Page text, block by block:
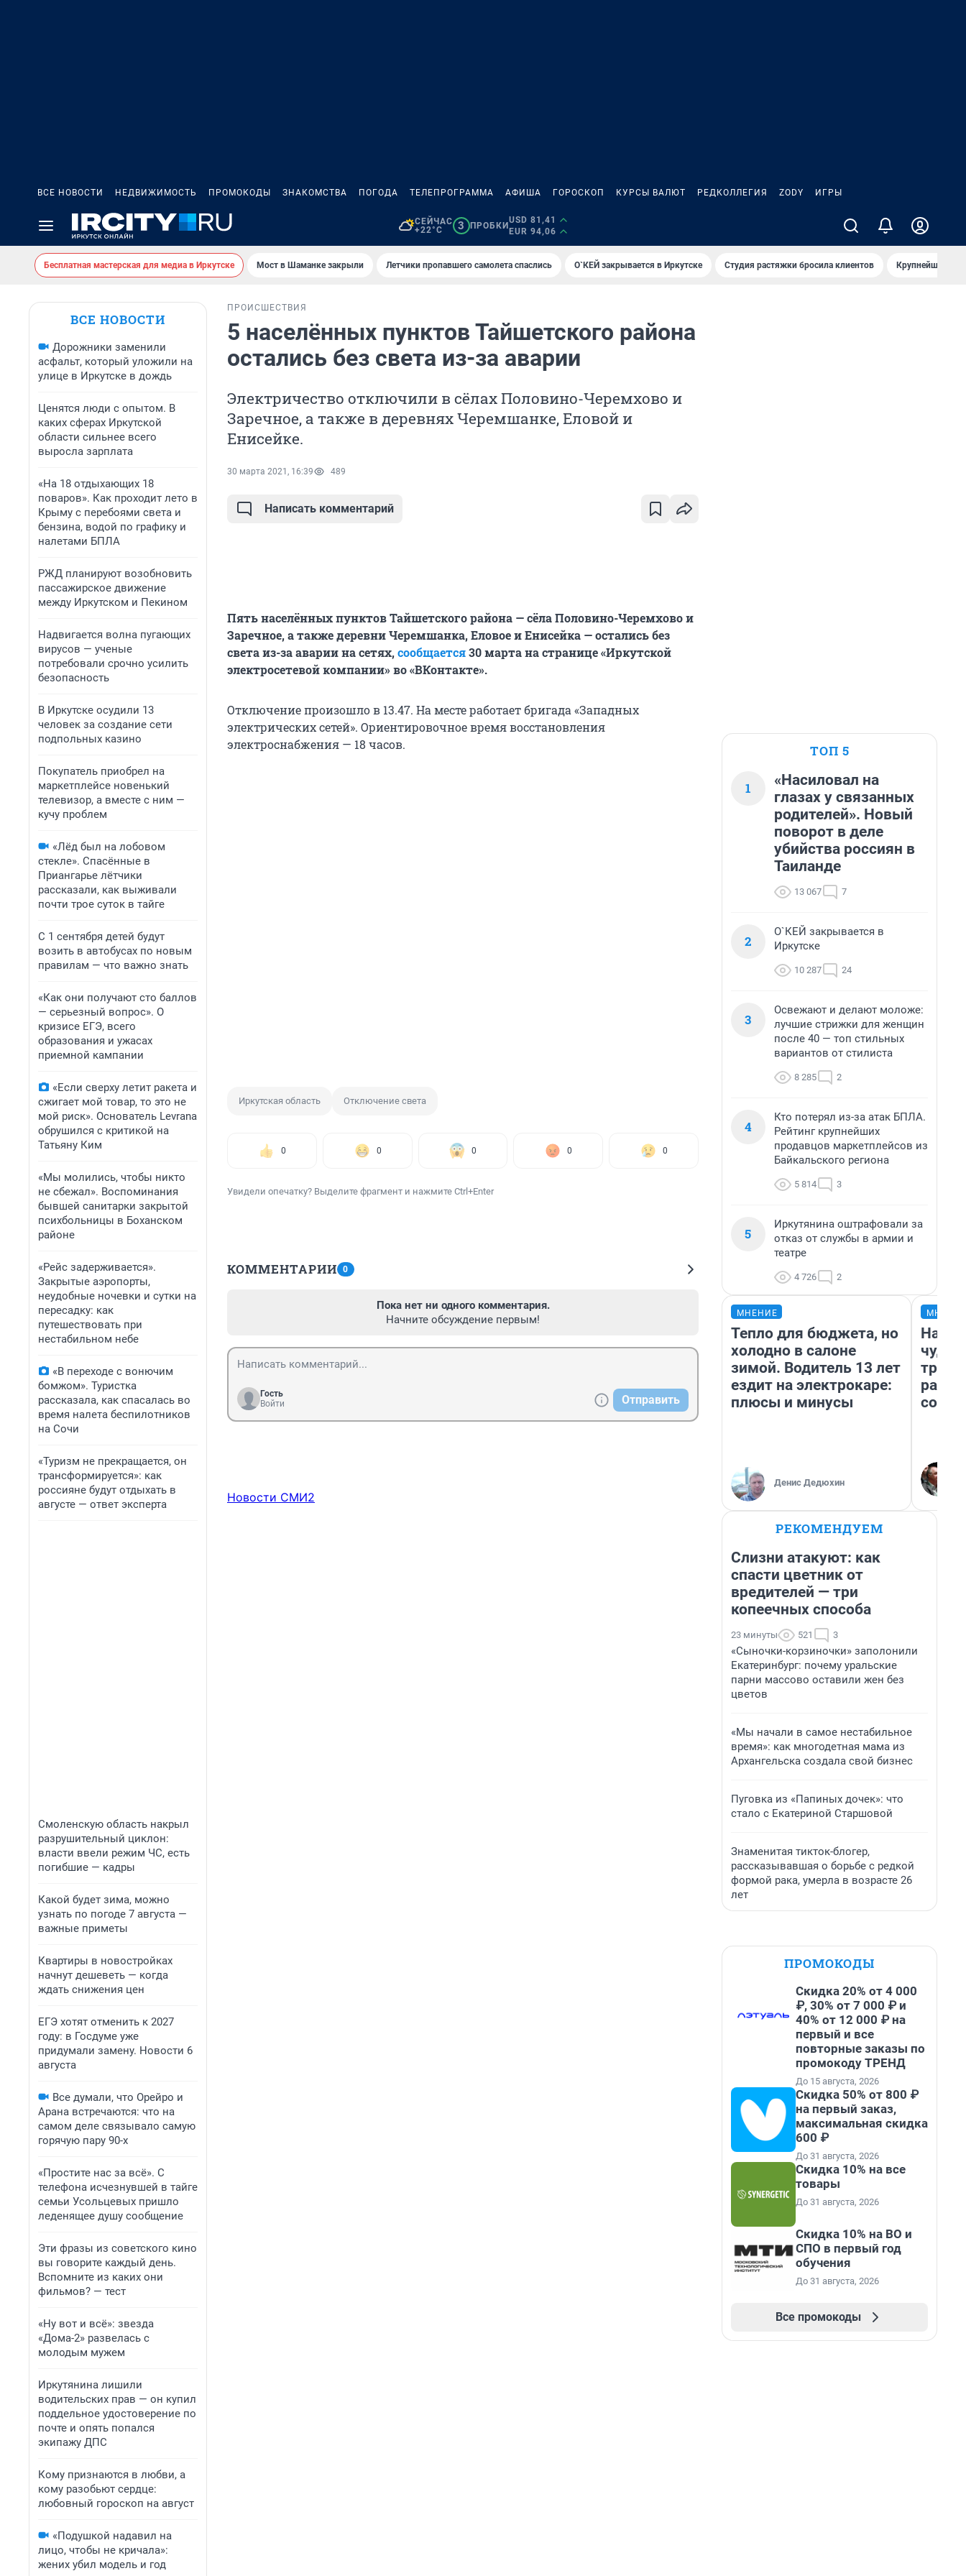
ВСЕ НОВОСТИ НЕДВИЖИМОСТЬ ПРОМОКОДЫ ЗНАКОМСТВА ПОГОДА ТЕЛЕПРОГРАММА АФИША ГОРОСКОП КУРСЫ ВАЛЮТ РЕДКОЛЛЕГИЯ ZODY ИГРЫ
СЕЙЧАС
+22°C
3 ПРОБКИ
USD 81,41
EUR 94,06
Бесплатная мастерская для медиа в Иркутске Мост в Шаманке закрыли Летчики пропавшего самолета спаслись О`КЕЙ закрывается в Иркутске Студия растяжки бросила клиентов Крупнейшие
ВСЕ НОВОСТИ
Дорожники заменили
асфальт, который уложили на
улице в Иркутске в дождь
Ценятся люди с опытом. В
каких сферах Иркутской
области сильнее всего
выросла зарплата
«На 18 отдыхающих 18
поваров». Как проходит лето в
Крыму с перебоями света и
бензина, водой по графику и
налетами БПЛА
РЖД планируют возобновить
пассажирское движение
между Иркутском и Пекином
Надвигается волна пугающих
вирусов — ученые
потребовали срочно усилить
безопасность
В Иркутске осудили 13
человек за создание сети
подпольных казино
Покупатель приобрел на
маркетплейсе новенький
телевизор, а вместе с ним —
кучу проблем
«Лёд был на лобовом
стекле». Спасённые в
Приангарье лётчики
рассказали, как выживали
почти трое суток в тайге
С 1 сентября детей будут
возить в автобусах по новым
правилам — что важно знать
«Как они получают сто баллов
— серьезный вопрос». О
кризисе ЕГЭ, всего
образования и ужасах
приемной кампании
«Если сверху летит ракета и
сжигает мой товар, то это не
мой риск». Основатель Levrana
обрушился с критикой на
Татьяну Ким
«Мы молились, чтобы никто
не сбежал». Воспоминания
бывшей санитарки закрытой
психбольницы в Боханском
районе
«Рейс задерживается».
Закрытые аэропорты,
неудобные ночевки и сутки на
пересадку: как
путешествовать при
нестабильном небе
«В переходе с вонючим
бомжом». Туристка
рассказала, как спасалась во
время налета беспилотников
на Сочи
«Туризм не прекращается, он
трансформируется»: как
россияне будут отдыхать в
августе — ответ эксперта
Смоленскую область накрыл
разрушительный циклон:
власти ввели режим ЧС, есть
погибшие — кадры
Какой будет зима, можно
узнать по погоде 7 августа —
важные приметы
Квартиры в новостройках
начнут дешеветь — когда
ждать снижения цен
ЕГЭ хотят отменить к 2027
году: в Госдуме уже
придумали замену. Новости 6
августа
Все думали, что Орейро и
Арана встречаются: что на
самом деле связывало самую
горячую пару 90-х
«Простите нас за всё». С
телефона исчезнувшей в тайге
семьи Усольцевых пришло
леденящее душу сообщение
Эти фразы из советского кино
вы говорите каждый день.
Вспомните из каких они
фильмов? — тест
«Ну вот и всё»: звезда
«Дома-2» развелась с
молодым мужем
Иркутянина лишили
водительских прав — он купил
поддельное удостоверение по
почте и опять попался
экипажу ДПС
Кому признаются в любви, а
кому разобьют сердце:
любовный гороскоп на август
«Подушкой надавил на
лицо, чтобы не кричала»:
жених убил модель и год
ПРОИСШЕСТВИЯ
5 населённых пунктов Тайшетского района
остались без света из-за аварии
Электричество отключили в сёлах Половино-Черемхово и
Заречное, а также в деревнях Черемшанке, Еловой и
Енисейке.
30 марта 2021, 16:39 489
Написать комментарий
Пять населённых пунктов Тайшетского района — сёла Половино-Черемхово и
Заречное, а также деревни Черемшанка, Еловое и Енисейка — остались без
света из-за аварии на сетях,сообщается30 марта на странице «Иркутской
электросетевой компании» во «ВКонтакте».
Отключение произошло в 13.47. На месте работает бригада «Западных
электрических сетей». Ориентировочное время восстановления
электроснабжения — 18 часов.
Иркутская область Отключение света
0 0 0 0 0
Увидели опечатку? Выделите фрагмент и нажмите Ctrl+Enter
КОММЕНТАРИИ 0
Пока нет ни одного комментария.
Начните обсуждение первым!
Гость
Войти
Отправить
Новости СМИ2
ТОП 5
1
«Насиловал на
глазах у связанных
родителей». Новый
поворот в деле
убийства россиян в
Таиланде
13 067 7
2
О`КЕЙ закрывается в
Иркутске
10 287 24
3
Освежают и делают моложе:
лучшие стрижки для женщин
после 40 — топ стильных
вариантов от стилиста
8 285 2
4
Кто потерял из-за атак БПЛА.
Рейтинг крупнейших
продавцов маркетплейсов из
Байкальского региона
5 814 3
5
Иркутянина оштрафовали за
отказ от службы в армии и
театре
4 726 2
МНЕНИЕ
Тепло для бюджета, но
холодно в салоне
зимой. Водитель 13 лет
ездит на электрокаре:
плюсы и минусы
Денис Дедюхин
РЕКОМЕНДУЕМ
Слизни атакуют: как
спасти цветник от
вредителей — три
копеечных способа
23 минуты 521 3
«Сыночки-корзиночки» заполонили
Екатеринбург: почему уральские
парни массово оставили жен без
цветов
«Мы начали в самое нестабильное
время»: как многодетная мама из
Архангельска создала свой бизнес
Пуговка из «Папиных дочек»: что
стало с Екатериной Старшовой
Знаменитая тикток-блогер,
рассказывавшая о борьбе с редкой
формой рака, умерла в возрасте 26
лет
ПРОМОКОДЫ
Скидка 20% от 4 000
₽, 30% от 7 000 ₽ и
40% от 12 000 ₽ на
первый и все
повторные заказы по
промокоду ТРЕНД
До 15 августа, 2026
Скидка 50% от 800 ₽
на первый заказ,
максимальная скидка
600 ₽
До 31 августа, 2026
Скидка 10% на все
товары
До 31 августа, 2026
Скидка 10% на ВО и
СПО в первый год
обучения
До 31 августа, 2026
Все промокоды